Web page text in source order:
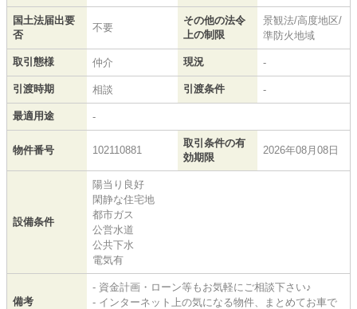
国土法届出要
否
不要
その他の法令
上の制限
景観法/高度地区/
準防火地域
取引態様 仲介 現況 -
引渡時期 相談 引渡条件 -
最適用途 -
物件番号 102110881
取引条件の有
効期限
2026年08月08日
設備条件
陽当り良好
閑静な住宅地
都市ガス
公営水道
公共下水
電気有
備考
- 資金計画・ローン等もお気軽にご相談下さい♪
- インターネット上の気になる物件、まとめてお車で